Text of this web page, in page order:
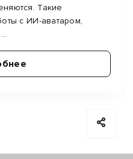
Такие
с ИИ-аватаром,